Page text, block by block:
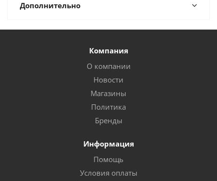
Дополнительно
Компания
О компании
Новости
Магазины
Политика
Бренды
Информация
Помощь
Условия оплаты